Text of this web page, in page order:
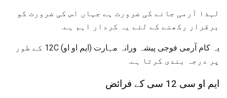
لہذا آرمی جانے کی ضرورت ہے جہاں اس کی ضرورت کو
برقرار رکھنے کے لئے یہ کردار اہم ہے.
یہ کام آرمی فوجی پیشہ ورانہ مہارت (ایم او او) 12C کے طور
پر درجہ بندی کرتا ہے.
ایم او سی 12 سی کے فرائض